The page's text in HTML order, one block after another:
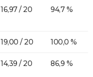
16,97 / 20 94,7 %
19,00 / 20 100,0 %
14,39 / 20 86,9 %